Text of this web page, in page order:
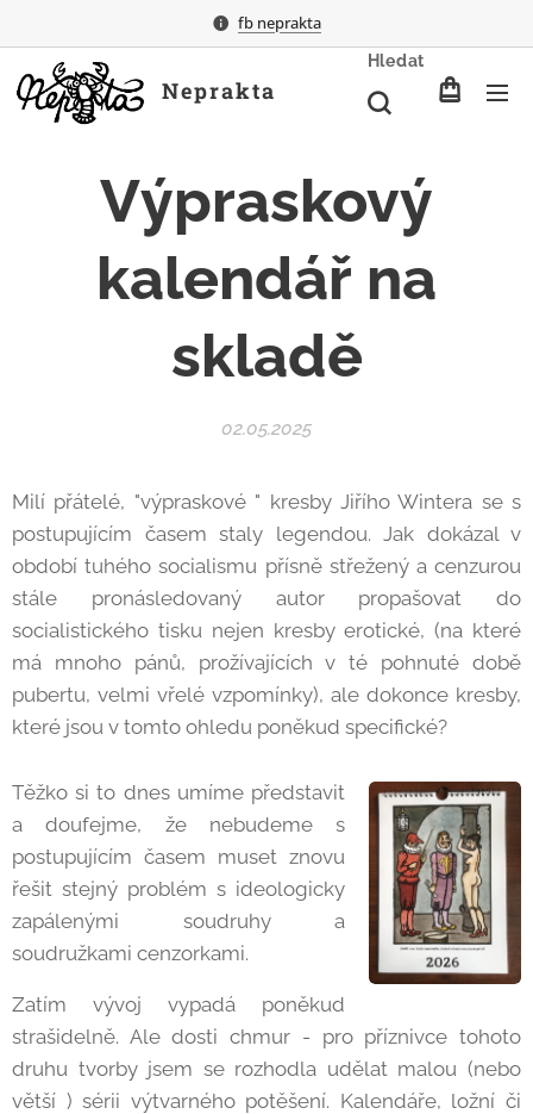
fb neprakta
Neprakta
Hledat
Výpraskový
kalendář na
skladě
02.05.2025
Milí přátelé, "výpraskové " kresby Jiřího Wintera se s
postupujícím časem staly legendou. Jak dokázal v
období tuhého socialismu přísně střežený a cenzurou
stále pronásledovaný autor propašovat do
socialistického tisku nejen kresby erotické, (na které
má mnoho pánů, prožívajících v té pohnuté době
pubertu, velmi vřelé vzpomínky), ale dokonce kresby,
které jsou v tomto ohledu poněkud specifické?
Těžko si to dnes umíme představit
a doufejme, že nebudeme s
postupujícím časem muset znovu
řešit stejný problém s ideologicky
zapálenými soudruhy a
soudružkami cenzorkami.
Zatím vývoj vypadá poněkud
strašidelně. Ale dosti chmur - pro příznivce tohoto
druhu tvorby jsem se rozhodla udělat malou (nebo
větší ) sérii výtvarného potěšení. Kalendáře, ložní či